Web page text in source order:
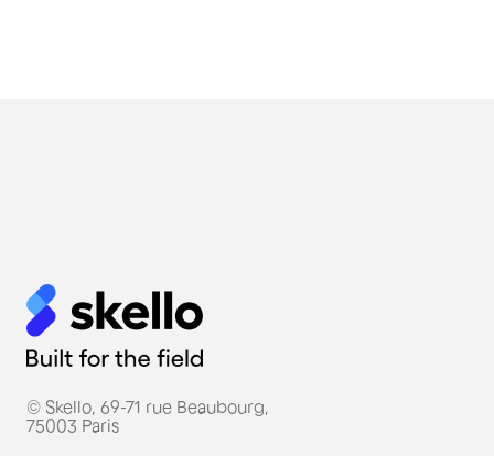
© Skello, 69-71 rue Beaubourg,
75003 Paris